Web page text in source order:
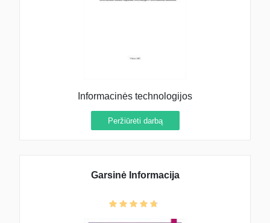
Informacinės technologijos
Peržiūrėti darbą
Garsinė Informacija